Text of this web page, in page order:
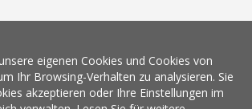
eigenen Cookies und Cookies von
Ihr Browsing-Verhalten zu analysieren. Sie
akzeptieren oder Ihre Einstellungen im